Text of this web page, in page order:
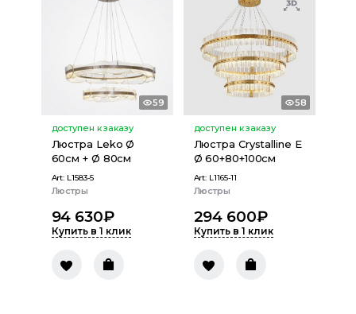
59
доступен к заказу
Люстра Leko Ø
60см + Ø 80см
Art: L1583-5
Люстры
94 630₽
Купить в 1 клик
58
доступен к заказу
Люстра Crystalline E
Ø 60+80+100см
Art: L1165-11
Люстры
294 600₽
Купить в 1 клик